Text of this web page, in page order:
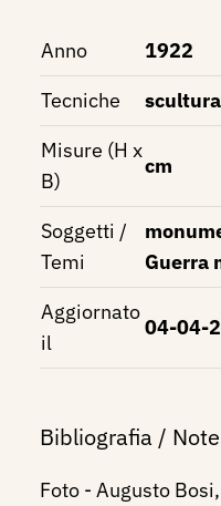
Anno
1922
Tecniche
Misure (H x
B)
cm
Soggetti /
Temi
Guerra
Aggiornato
il
04-04-
Bibliografia / Note
Foto - Augusto